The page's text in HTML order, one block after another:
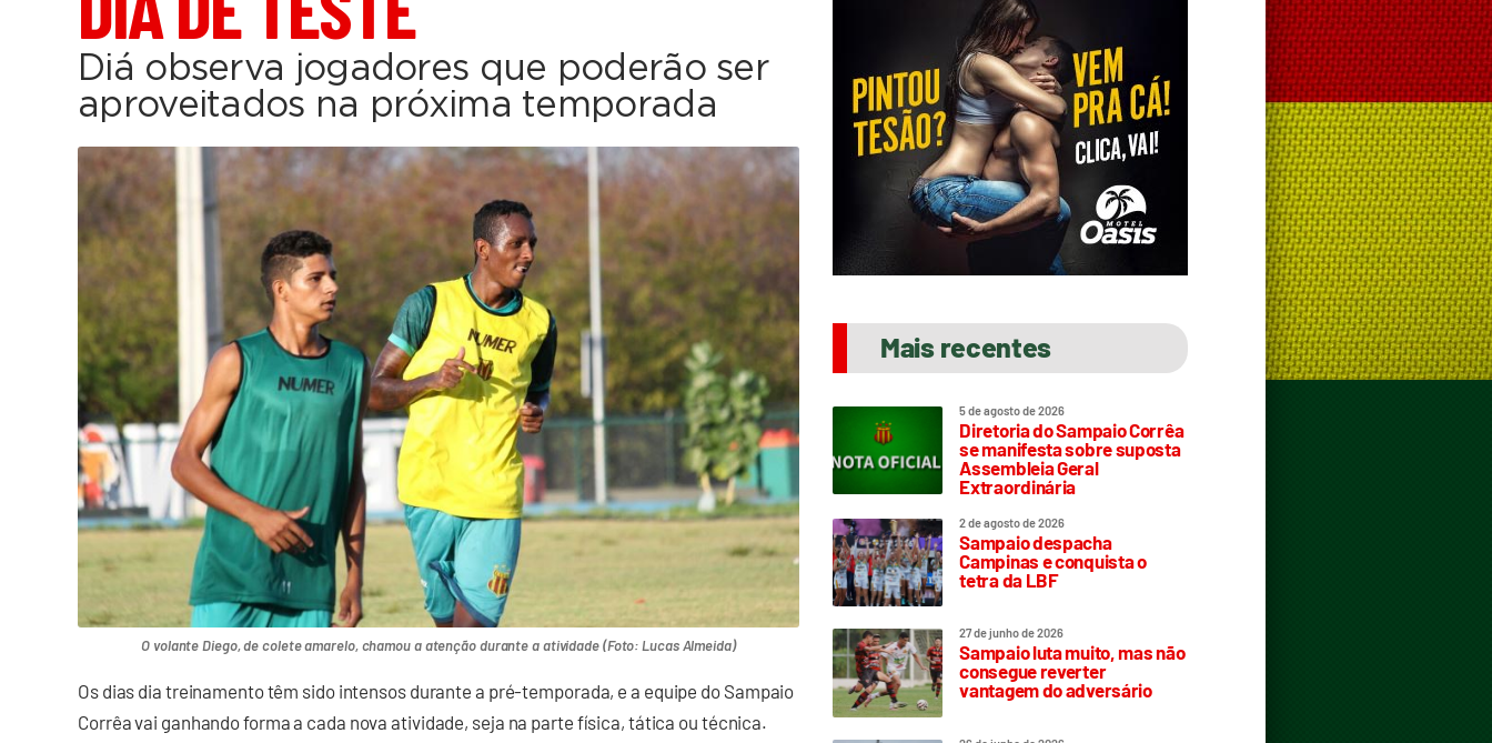
Diá observa jogadores que poderão ser
aproveitados na próxima temporada
O volante Diego, de colete amarelo, chamou a atenção durante a atividade (Foto: Lucas Almeida)
Os dias dia treinamento têm sido intensos durante a pré-temporada, e a equipe do Sampaio
Corrêa vai ganhando forma a cada nova atividade, seja na parte física, tática ou técnica.
Mais recentes
5 de agosto de 2026
Diretoria do Sampaio Corrêa
se manifesta sobre suposta
Assembleia Geral
Extraordinária
2 de agosto de 2026
Sampaio despacha
Campinas e conquista o
tetra da LBF
27 de junho de 2026
Sampaio luta muito, mas não
consegue reverter
vantagem do adversário